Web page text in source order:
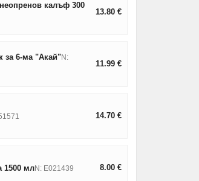
калъф 300
13.80 €
за 6-ма "Акай"N:
11.99 €
14.70 €
1500 млN: E021439 8.00 €